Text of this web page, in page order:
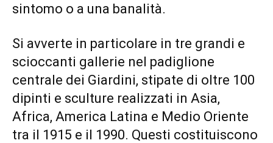
sintomo o a una banalità.
Si avverte in particolare in tre grandi e
scioccanti gallerie nel padiglione
centrale dei Giardini, stipate di oltre 100
dipinti e sculture realizzati in Asia,
Africa, America Latina e Medio Oriente
tra il 1915 e il 1990. Questi costituiscono